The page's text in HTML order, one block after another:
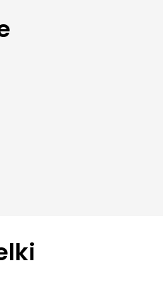
in natančne
stabilno
gospodarskih vozil ter
avtomobilskih